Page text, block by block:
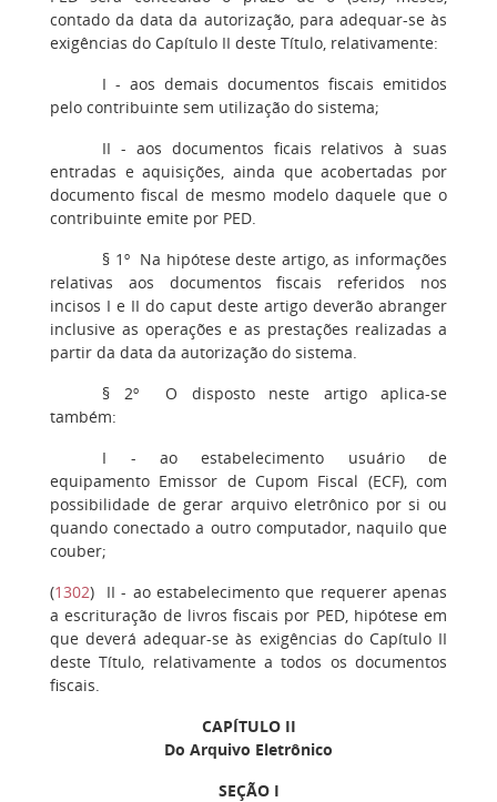
contado da data da autorização, para adequar-se às
exigências do Capítulo II deste Título, relativamente:
I- aos demais documentos fiscais emitidos
pelo contribuinte sem utilização do sistema;
II- aos documentos ficais relativos à suas
entradas e aquisições, ainda que acobertadas por
documento fiscal de mesmo modelo daquele que o
contribuinte emite por PED.
§ 1º Na hipótese deste artigo, as informações
relativas aos documentos fiscais referidos nos
incisos I e II do caput deste artigo deverão abranger
inclusive as operações e as prestações realizadas a
partir da data da autorização do sistema.
§ 2º
O disposto neste artigo aplica-se
também:
I - ao estabelecimento usuário de
equipamento Emissor de Cupom Fiscal (ECF), com
possibilidade de gerar arquivo eletrônico por si ou
quando conectado a outro computador, naquilo que
couber;
(1302) II- ao estabelecimento que requerer apenas
a escrituração de livros fiscais por PED, hipótese em
que deverá adequar-se às exigências do Capítulo II
deste Título, relativamente a todos os documentos
fiscais.
CAPÍTULO II
Do Arquivo Eletrônico
SEÇÃO I